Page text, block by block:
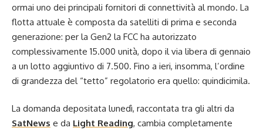
ormai uno dei principali fornitori di connettività al mondo. La
flotta attuale è composta da satelliti di prima e seconda
generazione: per la Gen2 la FCC ha autorizzato
complessivamente 15.000 unità, dopo il via libera di gennaio
a un lotto aggiuntivo di 7.500. Fino a ieri, insomma, l’ordine
di grandezza del “tetto” regolatorio era quello: quindicimila.
La domanda depositata lunedì, raccontata tra gli altri da
SatNews e da Light Reading, cambia completamente